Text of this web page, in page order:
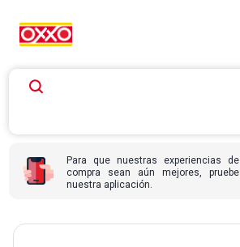
Para que nuestras experiencias de
compra sean aún mejores, pruebe
nuestra aplicación.